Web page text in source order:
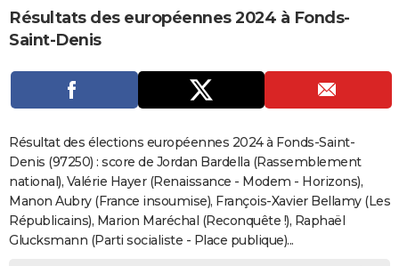
Carte de Noël
Carte Bonne année
Carte Saint-Valentin
Carte Pâques
Carte d'anniversaire
COPAINS D'AVANT
AVIS DE DÉCÈS
FORUM
Bricolage
Lifestyle
Culture
Sport
Auto
Television
Voyage
Cinema
Résultats des européennes 2024 à Fonds-
Saint-Denis
Résultat des élections européennes 2024 à Fonds-Saint-
Denis (97250) : score de Jordan Bardella (Rassemblement
national), Valérie Hayer (Renaissance - Modem - Horizons),
Manon Aubry (France insoumise), François-Xavier Bellamy (Les
Républicains), Marion Maréchal (Reconquête !), Raphaël
Glucksmann (Parti socialiste - Place publique)...